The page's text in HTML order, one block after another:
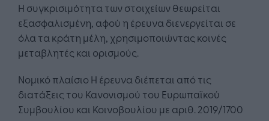
Η συγκρισιμότητα των στοιχείων θεωρείται
εξασφαλισμένη, αφού η έρευνα διενεργείται σε
όλα τα κράτη μέλη, χρησιμοποιώντας κοινές
μεταβλητές και ορισμούς.
Νομικό πλαίσιο Η έρευνα διέπεται από τις
διατάξεις του Κανονισμού του Ευρωπαϊκού
Συμβουλίου και Κοινοβουλίου με αριθ. 2019/1700